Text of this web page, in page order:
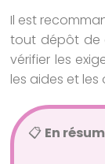
Il est
tout dépôt de
vérifier les
les aides et
📋 En